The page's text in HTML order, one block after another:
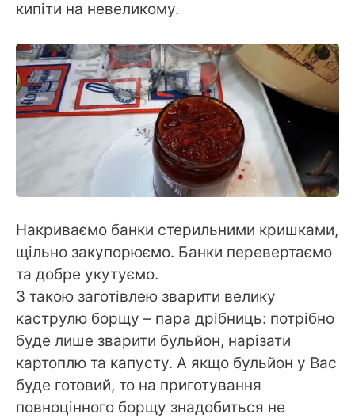
кипіти на невеликому.
Накриваємо банки стерильними кришками,
щільно закупорюємо. Банки перевертаємо
та добре укутуємо.
З такою заготівлею зварити велику
каструлю борщу – пара дрібниць: потрібно
буде лише зварити бульйон, нарізати
картоплю та капусту. А якщо бульйон у Вас
буде готовий, то на приготування
повноцінного борщу знадобиться не